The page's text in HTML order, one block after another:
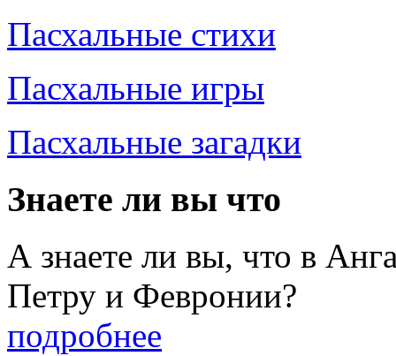
Пасхальные стихи
Пасхальные игры
Пасхальные загадки
Знаете ли вы что
А знаете ли вы, что в
Петру и Февронии?
подробнее